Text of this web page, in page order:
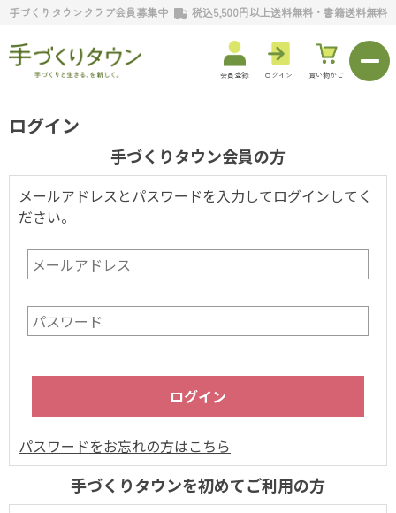
手づくりタウンクラブ会員募集中 税込5,500円以上送料無料・書籍送料無料
会員登録 ログイン 買い物かご
ログイン
手づくりタウン会員の方
メールアドレスとパスワードを入力してログインしてく
ださい。
パスワードをお忘れの方はこちら
手づくりタウンを初めてご利用の方